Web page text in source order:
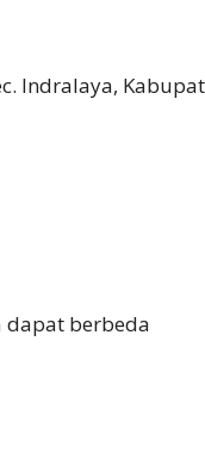
Indralaya,
dapat berbeda